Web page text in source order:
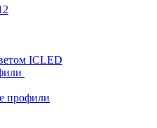
ICLED
профили